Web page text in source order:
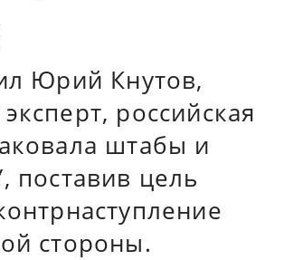
Юрий Кнутов,
российская
штабы и
поставив цель
стороны.